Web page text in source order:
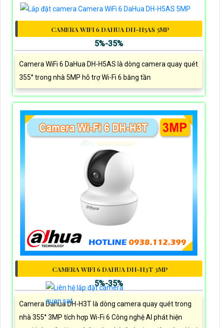
CAMERA WIFI 6 DAHUA DH-H5AS 5MP
5%-35%
Camera WiFi 6 DaHua DH-H5AS là dòng camera quay quét
355° trong nhà 5MP hỗ trợ Wi-Fi 6 băng tần
CAMERA WIFI 6 DAHUA DH-H3T 3MP
5%-35%
Camera Dahua DH-H3T là dòng camera quay quét trong
nhà 355° 3MP tích hợp Wi-Fi 6 Công nghệ AI phát hiện